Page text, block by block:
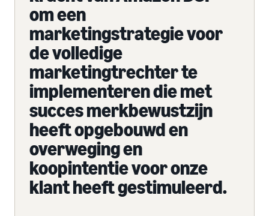
om een
marketingstrategie voor
de volledige
marketingtrechter te
implementeren die met
succes merkbewustzijn
heeft opgebouwd en
overweging en
koopintentie voor onze
klant heeft gestimuleerd.